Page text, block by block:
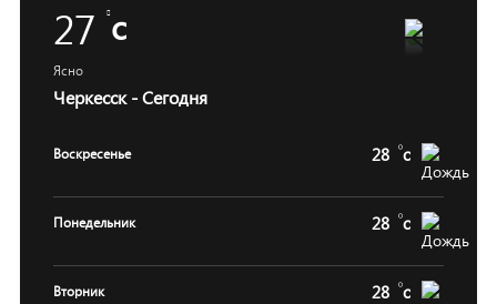
27 c
Ясно
Черкесск - Сегодня
Воскресенье 28 c
Понедельник 28 c
Вторник 28 c